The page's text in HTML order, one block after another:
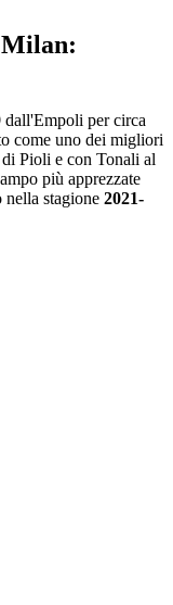
dall'Empoli per circa
come uno dei migliori
Pioli e con Tonali al
più apprezzate
stagione 2021-